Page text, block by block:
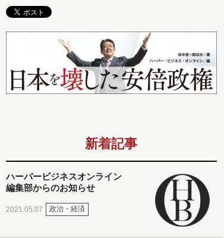
新着記事
ハーバービジネスオンライン
編集部からのお知らせ
2021.05.07 政治・経済